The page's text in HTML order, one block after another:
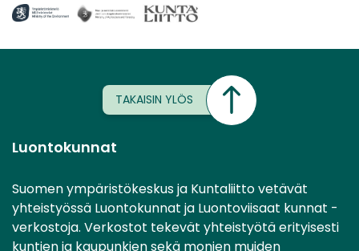
TAKAISIN YLÖS
Luontokunnat
Suomen ympäristökeskus ja Kuntaliitto vetävät
yhteistyössä Luontokunnat ja Luontoviisaat kunnat -
verkostoja. Verkostot tekevät yhteistyötä erityisesti
kuntien ja kaupunkien sekä monien muiden